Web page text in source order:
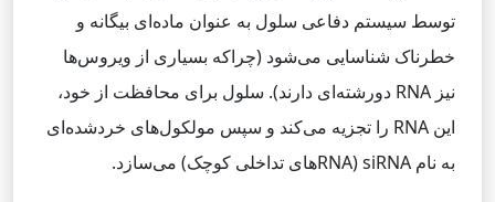
توسط سیستم دفاعی سلول به عنوان ماده‌ای بیگانه و
خطرناک شناسایی می‌شود (چراکه بسیاری از ویروس‌ها
نیز RNA دو‌رشته‌ای دارند). سلول برای محافظت از خود،
این RNA را تجزیه می‌کند و سپس مولکول‌های خردشده‌ای
به نام siRNA (RNAهای تداخلی کوچک) می‌سازد.